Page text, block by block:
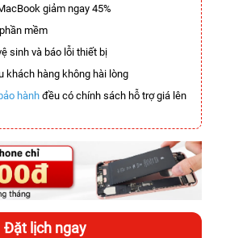
giảm ngay 45%
mềm
sinh và báo lỗi thiết bị
khách hàng không hài lòng
hànhđều có chính sách hỗ trợ giá lên
Đặt lịch ngay